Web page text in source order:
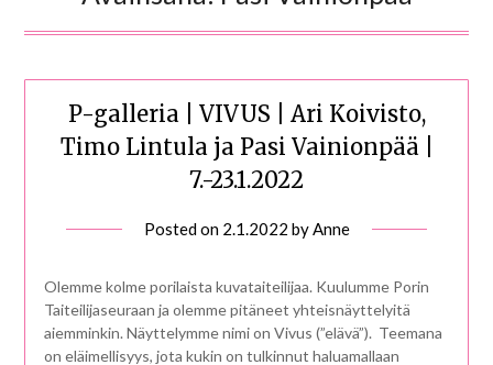
P-galleria | VIVUS | Ari Koivisto,
Timo Lintula ja Pasi Vainionpää |
7.-23.1.2022
Posted on 2.1.2022 byAnne
Olemme kolme porilaista kuvataiteilijaa. Kuulumme Porin
Taiteilijaseuraan ja olemme pitäneet yhteisnäyttelyitä
aiemminkin. Näyttelymme nimi on Vivus (”elävä”). Teemana
on eläimellisyys, jota kukin on tulkinnut haluamallaan